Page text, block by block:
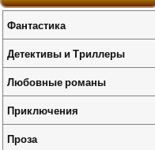
Фантастика
Детективы и Триллеры
Любовные романы
Приключения
Проза